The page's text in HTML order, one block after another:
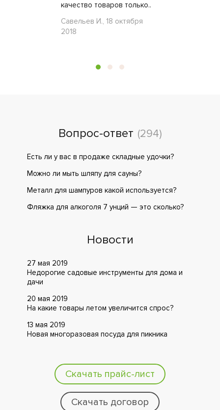
качество товаров только..
Савельев И., 18 октября
2018
Вопрос-ответ (294)
Есть ли у вас в продаже складные удочки?
Можно ли мыть шляпу для сауны?
Металл для шампуров какой используется?
Фляжка для алкоголя 7 унций — это сколько?
Новости
27 мая 2019
Недорогие садовые инструменты для дома и
дачи
20 мая 2019
На какие товары летом увеличится спрос?
13 мая 2019
Новая многоразовая посуда для пикника
Скачать прайс-лист
Скачать договор